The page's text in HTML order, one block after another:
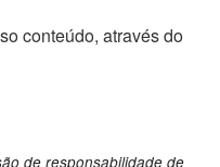
conteúdo, através do
de responsabilidade de